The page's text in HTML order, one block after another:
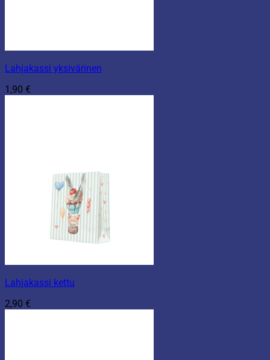
Lahjakassi yksivärinen
1,90 €
Lahjakassi kettu
2,90 €